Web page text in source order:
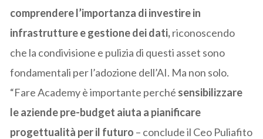
comprendere l’importanza di investire in
infrastrutture e gestione dei dati,riconoscendo
che la condivisione e pulizia di questi asset sono
fondamentali per l’adozione dell’AI. Ma non solo.
“Fare Academy è importante perché sensibilizzare
le aziende pre-budget aiuta a pianificare
progettualità per il futuro – conclude il Ceo Puliafito